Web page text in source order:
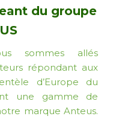
du groupe
sommes allés
répondant aux
d’Europe du
une gamme de
marque Anteus.